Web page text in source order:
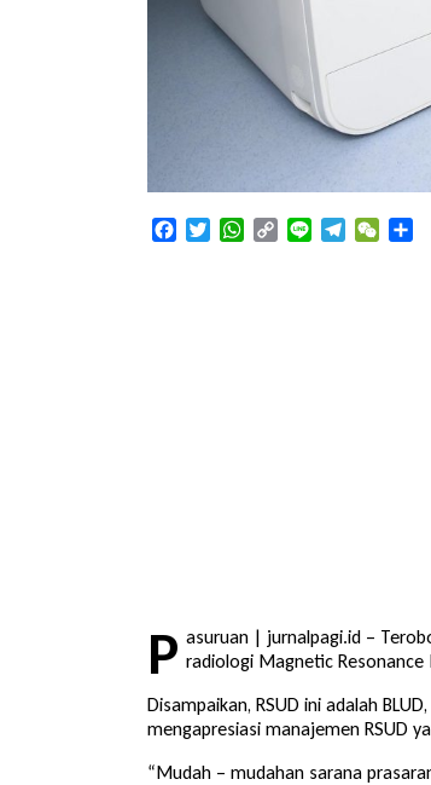
FacebookTwitterWhatsApp
Copy
Line TelegramWeChat
P asuruan | jurnalpagi.id –
radiologi Magnetic Resonance
Disampaikan, RSUD ini adalah
mengapresiasi manajemen RSUD
“Mudah – mudahan sarana